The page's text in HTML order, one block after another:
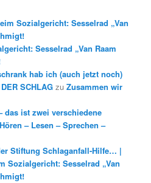
Sozialgericht: Sesselrad „Van
Sesselrad „Van Raam
hab ich (auch jetzt noch)
SCHLAG zuZusammen wir
ist zwei verschiedene
Hören – Lesen – Sprechen –
Stiftung Schlaganfall-Hilfe… |
Sozialgericht: Sesselrad „Van